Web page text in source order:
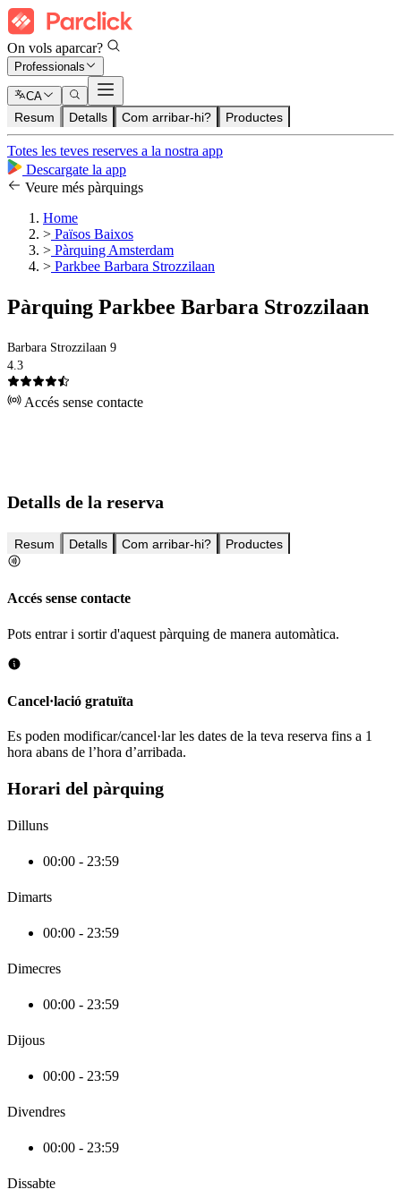
On vols aparcar?
Professionals
CA
Resum Detalls Com arribar-hi? Productes
Totes les teves reserves a la nostra app
Descargate la app
Veure més pàrquings
Home
> Països Baixos
> Pàrquing Amsterdam
> Parkbee Barbara Strozzilaan
Pàrquing Parkbee Barbara Strozzilaan
Barbara Strozzilaan 9
4.3
Accés sense contacte
Detalls de la reserva
Resum Detalls Com arribar-hi? Productes
Accés sense contacte
Pots entrar i sortir d'aquest pàrquing de manera automàtica.
Cancel·lació gratuïta
Es poden modificar/cancel·lar les dates de la teva reserva fins a 1
hora abans de l’hora d’arribada.
Horari del pàrquing
Dilluns
00:00 - 23:59
Dimarts
00:00 - 23:59
Dimecres
00:00 - 23:59
Dijous
00:00 - 23:59
Divendres
00:00 - 23:59
Dissabte